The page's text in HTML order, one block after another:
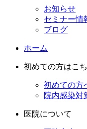
お知らせ
セミナー情
ブログ
ホーム
初めての方はこ
初めての方
院内感染対
医院について